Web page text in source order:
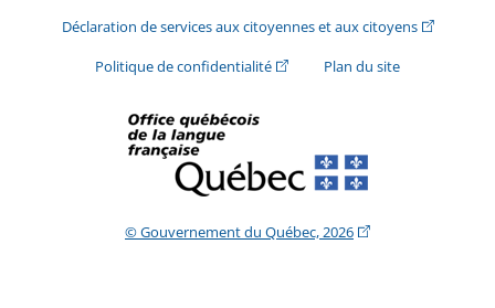
Déclaration de services aux citoyennes et aux citoyens(Cet
Politique de confidentialité(Cet hyperlien externe s'ouvrira
Plan du site
© Gouvernement du Québec, 2026(Cet hyperlien